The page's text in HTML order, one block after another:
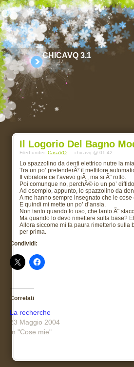
CHICAVQ 3.1
Il Logorio Del Bagno
Filed under: CasaVQ — chicavq @ 01:42
Lo spazzolino da denti elettrico nutre la
Tra un po’ pretenderÃ² il mettitore
Il vibratore ce l’avevo giÃ , ma si Ã¨ rotto.
Poi comunque no, perchÃ© io un po’
Ad esempio, appunto, lo spazzolino da
A me hanno sempre insegnato che le
E quindi mi mette un po’ d’ansia.
Non tanto quando lo uso, che tanto Ã¨
Ma quando lo devo rimettere sulla base?
Allora siccome mi fa paura rimetterlo sulla
per prima.
Condividi:
Correlati
La recherche
23 Maggio 2004
In "Cose mie"